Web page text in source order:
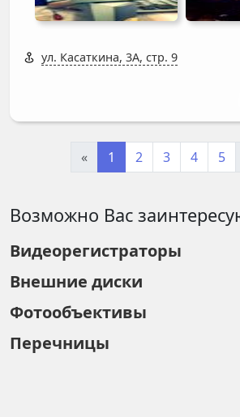
ул. Касаткина, 3А, стр. 9
« 1 2 3 4 5
Возможно Вас
Видеорегистраторы
Внешние диски
Фотообъективы
Перечницы